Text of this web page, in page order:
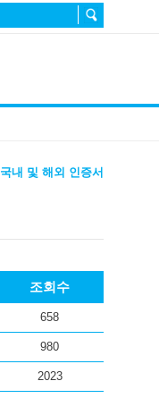
국내 및 해외 인증서
조회수
658
980
2023